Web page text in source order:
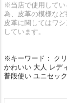
※当店で使用してい
為、皮革の模様な
皮革に関してはワ
しています。
※キーワード： ク
かわいい 大人 レデ
普段使い ユニセッ